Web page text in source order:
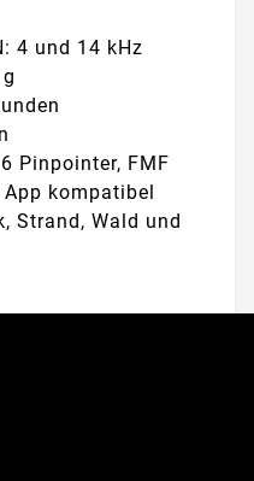
4 und 14 kHz
Pinpointer, FMF
kompatibel
Strand, Wald und